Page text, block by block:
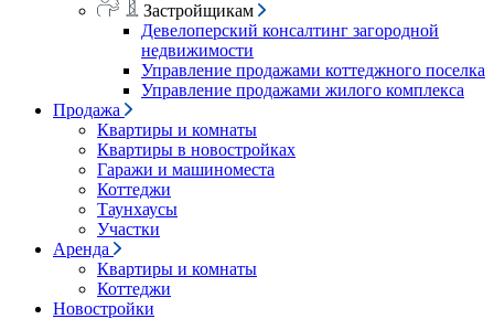
Застройщикам
Девелоперский консалтинг загородной
недвижимости
Управление продажами коттеджного поселка
Управление продажами жилого комплекса
Продажа
Квартиры и комнаты
Квартиры в новостройках
Гаражи и машиноместа
Коттеджи
Таунхаусы
Участки
Аренда
Квартиры и комнаты
Коттеджи
Новостройки